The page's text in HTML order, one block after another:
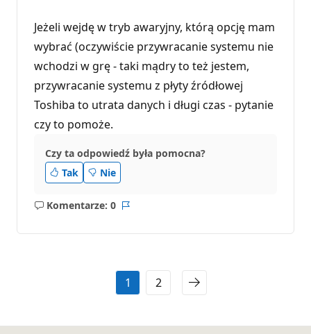
Jeżeli wejdę w tryb awaryjny, którą opcję mam
wybrać (oczywiście przywracanie systemu nie
wchodzi w grę - taki mądry to też jestem,
przywracanie systemu z płyty źródłowej
Toshiba to utrata danych i długi czas - pytanie
czy to pomoże.
Czy ta odpowiedź była pomocna?
Tak
Nie
Komentarze: 0
Brak
1 2